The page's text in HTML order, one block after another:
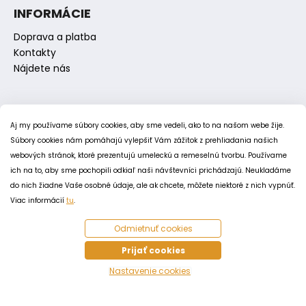
Aj my používame súbory cookies, aby sme vedeli, ako to na našom webe žije.
Súbory cookies nám pomáhajú vylepšiť Vám zážitok z prehliadania našich
webových stránok, ktoré prezentujú umeleckú a remeselnú tvorbu. Používame
ich na to, aby sme pochopili odkiaľ naši návštevníci prichádzajú. Neukladáme
do nich žiadne Vaše osobné údaje, ale ak chcete, môžete niektoré z nich vypnúť.
Viac informácií tu.
Odmietnuť cookies
Prijať cookies
Nastavenie cookies
INFORMÁCIE
Doprava a platba
Kontakty
Nájdete nás
Kontakt
obchod
hupaci-oslik.sk
00421 944 100 034
00421 944 904 704
hupaci.oslik
Obchodné podmienky